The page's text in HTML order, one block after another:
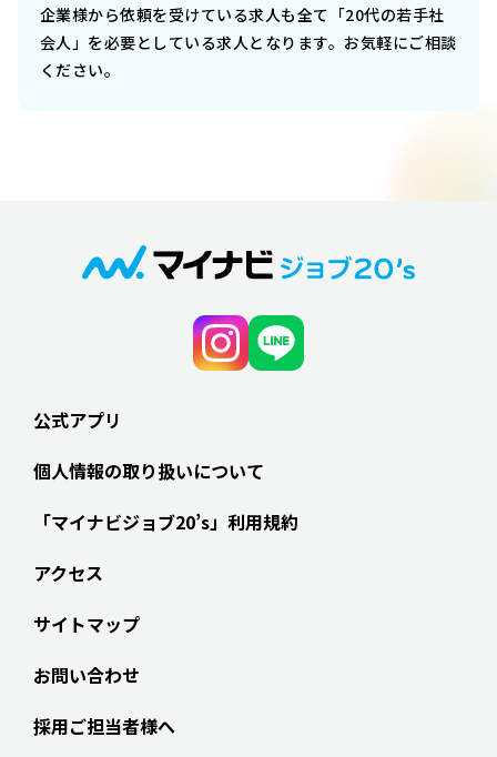
企業様から依頼を受けている求人も全て「20代の若手社
会人」を必要としている求人となります。お気軽にご相談
ください。
公式アプリ
個人情報の取り扱いについて
「マイナビジョブ20’s」利用規約
アクセス
サイトマップ
お問い合わせ
採用ご担当者様へ